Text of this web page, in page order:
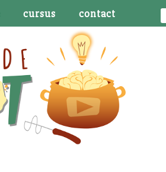
cursus contact